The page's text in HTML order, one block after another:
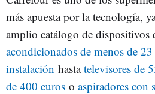
más apuesta por la tecnología,
amplio catálogo de dispositivos
acondicionados de menos de
instalación hastatelevisores de
de 400 euros o aspiradores con